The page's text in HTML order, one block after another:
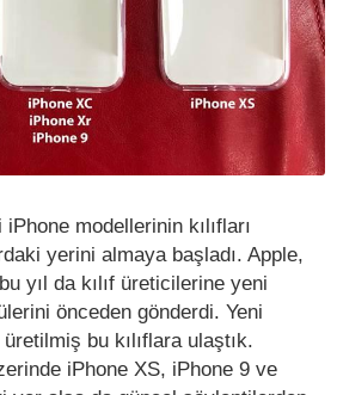
iPhone modellerinin kılıfları
yerini almaya başladı. Apple,
yıl da kılıf üreticilerine yeni
önceden gönderdi. Yeni
bu kılıflara ulaştık.
iPhone XS, iPhone 9 ve